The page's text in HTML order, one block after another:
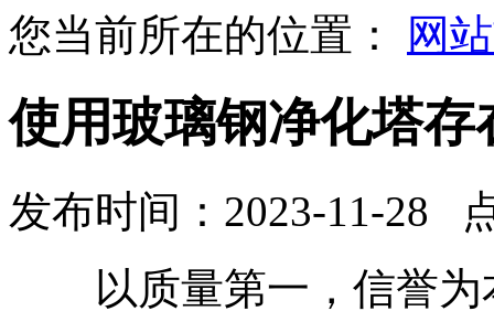
您当前所在的位置：
网
使用玻璃钢净化塔存
发布时间：2023-11-28
以质量第一，信誉为